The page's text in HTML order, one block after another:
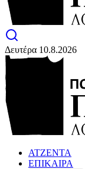
Δευτέρα 10.8.2026
ΑΤΖΕΝΤΑ
ΕΠΙΚΑΙΡΑ